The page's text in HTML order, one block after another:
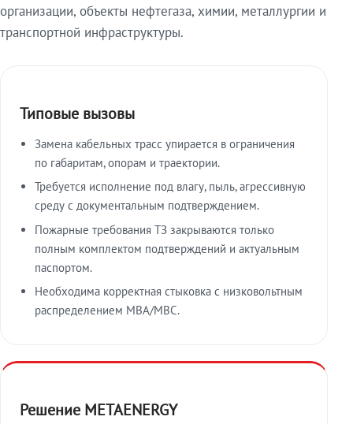
организации, объекты нефтегаза, химии, металлургии и
транспортной инфраструктуры.
Типовые вызовы
Замена кабельных трасс упирается в ограничения
по габаритам, опорам и траектории.
Требуется исполнение под влагу, пыль, агрессивную
среду с документальным подтверждением.
Пожарные требования ТЗ закрываются только
полным комплектом подтверждений и актуальным
паспортом.
Необходима корректная стыковка с низковольтным
распределением МВА/МВС.
Решение METAENERGY